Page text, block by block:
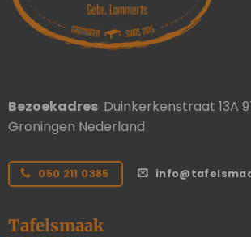
Bezoekadres Duinkerkenstraat 13A
Groningen Nederland
050 211 0385
Tafelsmaak